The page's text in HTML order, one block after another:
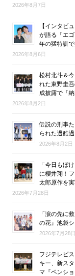
2026年8月7日
【インタビ
が語る「エ
年の猛特訓
2026年8月6日
松村北斗＆
れた東野圭
成披露で「
2026年8月2日
伝説の刑事
られた過酷
2026年8月2日
「今日もぼ
に櫻井翔！
太郎原作を
2026年7月28日
「涙の先に
の花』池袋
2026年7月28日
フジテレビ
キー、新ス
マ『ペンシ